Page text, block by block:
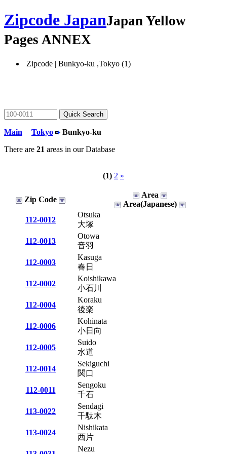
Zipcode JapanJapan Yellow
Pages ANNEX
Zipcode | Bunkyo-ku ,Tokyo (1)
Main Tokyo
Bunkyo-ku
There are 21 areas in our Database
(1) 2 »
Zip Code
Area
Area(Japanese)
112-0012
Otsuka
大塚
112-0013
Otowa
音羽
112-0003
Kasuga
春日
112-0002
Koishikawa
小石川
112-0004
Koraku
後楽
112-0006
Kohinata
小日向
112-0005
Suido
水道
112-0014
Sekiguchi
関口
112-0011
Sengoku
千石
113-0022
Sendagi
千駄木
113-0024
Nishikata
西片
Nezu